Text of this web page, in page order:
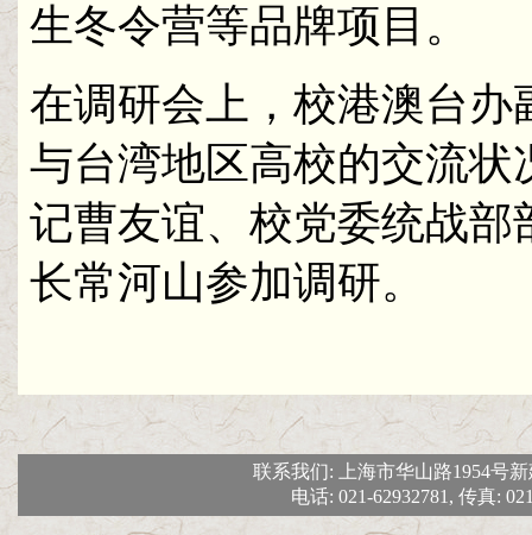
生冬令营等品牌项目。
在调研会上，校港澳台
与台湾地区高校的交流
记曹友谊、校党委统战
长常河山参加调研。
联系我们: 上海市华山路1954号
电话: 021-62932781, 传真: